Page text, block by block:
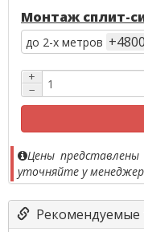
Монтаж сплит-
до 2-х метров
+
−
Цены представлены
уточняйте у
Рекомендуемые